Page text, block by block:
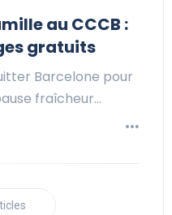
au CCCB :
gratuits
Barcelone pour
fraîcheur…